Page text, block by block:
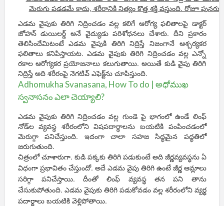
మెరుగు పడడమే కాదు, శరీరానికి నిత్యం కొత్త శక్తి వస్తుంది. రోజూ
ఉల్లాసం కూడా కలుగుతుంది. అయితే నిద్రించే సమయంలో ఒక్కొక్కరు ఒక్కో
మరికొందరు బోర్లా, ఇంకొందరు కుడికి, మరికొందరు ఎడమకు… ఇలా
ఎవరైనా ఎడమ వైపుకు తిరిగి పడుకుంటేనే మంచిదట. దీని వల్ల
కలుగుతాయట. వాటి గురించి ఇప్పుడు
ఎడమ వైపుకు తిరిగి నిద్రించడం వల్ల కలిగే ఆరోగ్య ఫలితాలపై డాక్టర్
జోహన్ డుయిలర్డ్ అనే వైద్యుడు పరిశోధనలు చేశారు. దీని ప్రకారం
తెలిసిందేమిటంటే ఎడమ వైపుకి తిరిగి నిద్రిస్తే నిజంగానే ఆశ్చర్యకర
ఫలితాలు కనిపిస్తాయట. ఎడమ వైపుకు తిరిగి నిద్రించడం వల్ల ఎన్నో
రకాల ఆరోగ్యకర ప్రయోజనాలు కలుగుతాయి. అయితే కుడి వైపు తిరిగి
నిద్రిస్తే అది శరీరంపై నెగటివ్ ఎఫెక్ట్‌ను చూపిస్తుంది.
Adhomukha Svanasana, How To do | అధోముఖ
స్వనాసనం ఎలా చెయ్యాలి?
ఎడమ వైపుకు తిరిగి నిద్రించడం వల్ల గుండె పై భాగంలో ఉండే లింఫ్
నోడ్‌ల వ్యవస్థ శరీరంలోని విషపదార్థాలను బయటికి పంపించడంలో
మెరుగ్గా పనిచేస్తుంది. ఇదంగా చాలా సహజ సిద్ధమైన పద్ధతిలో
జరుగుతుంది.
చిత్రంలో చూశారుగా. కుడి పక్కకు తిరిగి పడుకుంటే అది జీర్ణవ్యవస్థను ఏ
విధంగా ప్రభావితం చేస్తుందో. అదే ఎడమ వైపు తిరిగి ఉంటే జీర్ణ ఆమ్లాలు
సరిగ్గా పనిచేస్తాయి. దీంతో లింఫ్ వ్యవస్థ తన పని తాను
చేసుకుపోతుంది. ఎడమ వైపుకు తిరిగి పడుకోవడం వల్ల శరీరంలోని వ్యర్థ
పదార్థాలు బయటికి వెళ్లిపోతాయి.